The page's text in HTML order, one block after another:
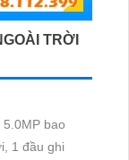
TRỜI
bao
1 đầu ghi